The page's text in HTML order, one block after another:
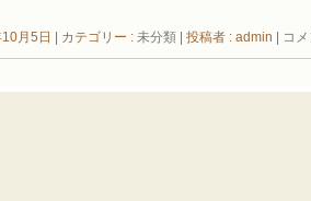
月5日 | カテゴリー : 未分類 | 投稿者 : admin | コ